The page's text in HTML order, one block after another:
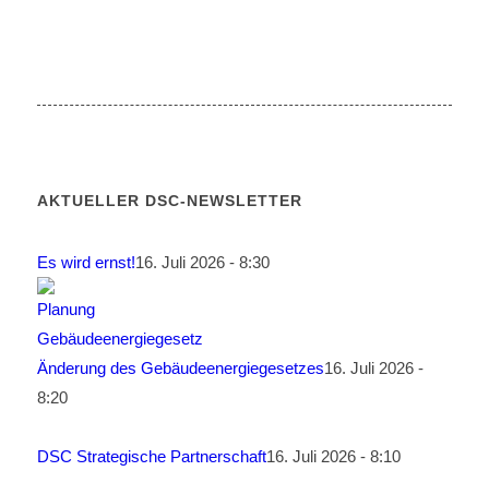
AKTUELLER DSC-NEWSLETTER
Es wird ernst!16. Juli 2026 - 8:30
Änderung des Gebäudeenergiegesetzes16. Juli 2026 -
8:20
DSC Strategische Partnerschaft16. Juli 2026 - 8:10